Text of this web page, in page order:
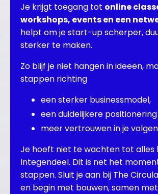
Je krijgt toegang tot online
workshops, events en een
helpt om je start-up scherper,
sterker te maken.
Zo blijf je niet hangen in ideeën,
stappen richting
een sterker businessmodel,
een duidelijkere positionering
meer vertrouwen in je
Je hoeft niet te wachten tot alles
Integendeel. Dit is net het
stappen. Sluit je aan bij The
en begin met bouwen, samen